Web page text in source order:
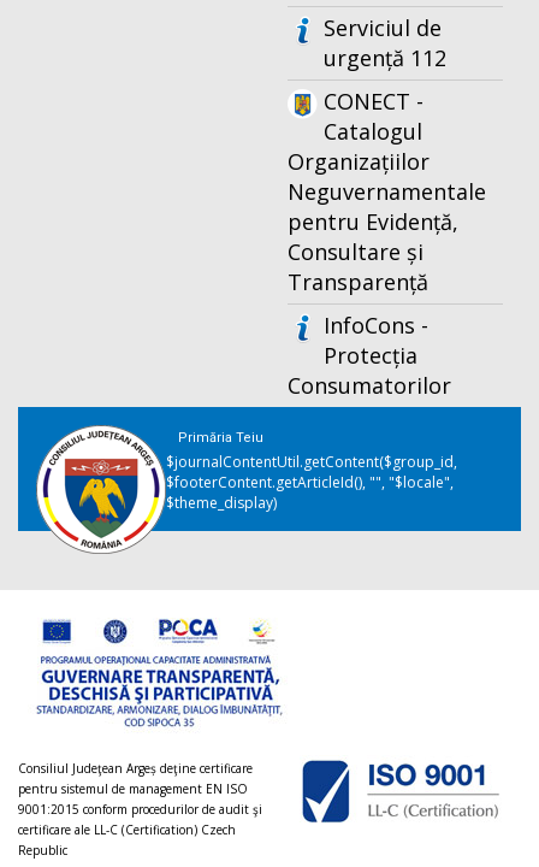
Serviciul de
urgență 112
CONECT -
Catalogul
Organizațiilor
Neguvernamentale
pentru Evidență,
Consultare și
Transparență
InfoCons -
Protecția
Consumatorilor
Primăria Teiu
$journalContentUtil.getContent($group_id,
$footerContent.getArticleId(), "", "$locale",
$theme_display)
Consiliul Judeţean Argeș deţine certificare
pentru sistemul de management EN ISO
9001:2015 conform procedurilor de audit şi
certificare ale LL-C (Certification) Czech
Republic